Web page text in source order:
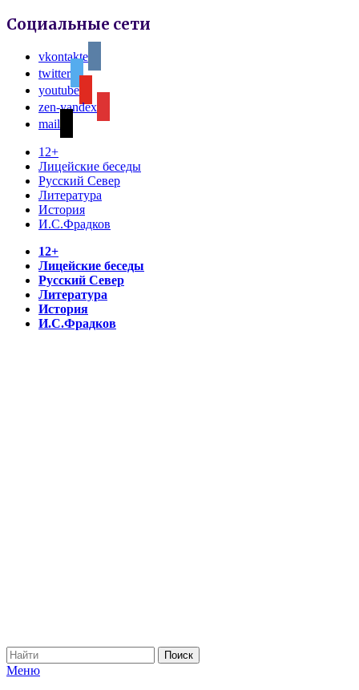
Социальные сети
vkontakte
twitter
youtube
zen-yandex
mail
12+
Лицейские беседы
Русский Север
Литература
История
И.С.Фрадков
12+
Лицейские беседы
Русский Север
Литература
История
И.С.Фрадков
Меню